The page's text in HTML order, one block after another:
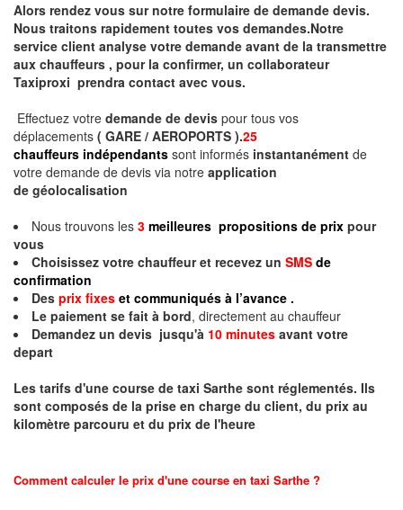
Alors rendez vous sur notre formulaire de demande devis.
Nous traitons rapidement toutes vos demandes.Notre
service client analyse votre demande avant de la transmettre
aux chauffeurs , pour la confirmer, un collaborateur
Taxiproxi prendra contact avec vous.
Effectuez votre demande de devis pour tous vos
déplacements ( GARE / AEROPORTS ).25
chauffeurs indépendants sont informés instantanément de
votre demande de devis via notre application
de géolocalisation
Nous trouvons les 3 meilleures propositions de prix pour
vous
Choisissez votre chauffeur et recevez un SMS de
confirmation
Des prix fixes et communiqués à l’avance .
Le paiement se fait à bord, directement au chauffeur
Demandez un devis jusqu'à 10 minutes avant votre
depart
Les tarifs d'une course de taxi Sarthe sont réglementés. Ils
sont composés de la prise en charge du client, du prix au
kilomètre parcouru et du prix de l'heure
Comment calculer le prix d'une course en taxi Sarthe ?